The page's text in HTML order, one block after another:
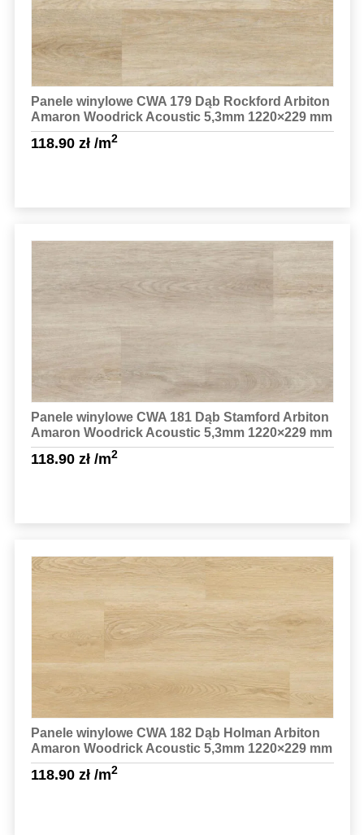
Panele winylowe CWA 179 Dąb Rockford Arbiton
Amaron Woodrick Acoustic 5,3mm 1220×229 mm
118.90 zł/m2
Sprawdź szczegóły
Panele winylowe CWA 181 Dąb Stamford Arbiton
Amaron Woodrick Acoustic 5,3mm 1220×229 mm
118.90 zł/m2
Sprawdź szczegóły
Panele winylowe CWA 182 Dąb Holman Arbiton
Amaron Woodrick Acoustic 5,3mm 1220×229 mm
118.90 zł/m2